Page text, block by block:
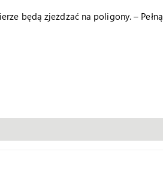
będą zjeżdżać na poligony. – Pełną